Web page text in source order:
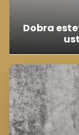
Dobra